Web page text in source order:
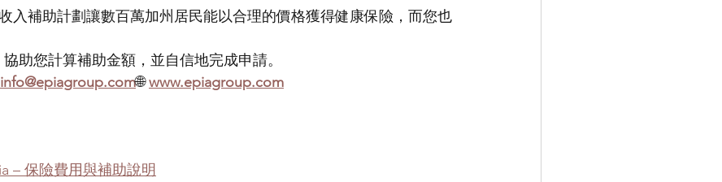
入補助計劃讓數百萬加州居民能以合理的價格獲得健康保險，而您也
協助您計算補助金額，並自信地完成申請。
info@epiagroup.com🌐 www.epiagroup.com
– 保險費用與補助說明